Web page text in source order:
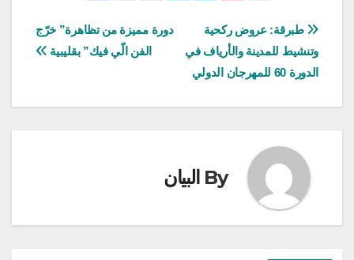
تصفّح
المقالات
دورة مميزة من تظاهرة” خرّج
الفن الّي فيك” بقليبية
طبرقة: عروض ركحية
وتنشيط للمدينة والأرياف في
الدورة 60 للمهرجان الدولي
By البيان